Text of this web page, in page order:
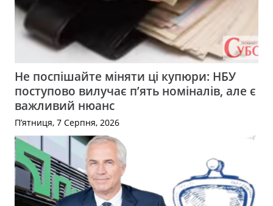
Не поспішайте міняти ці купюри: НБУ
поступово вилучає п’ять номіналів, але є
важливий нюанс
П’ятниця, 7 Серпня, 2026